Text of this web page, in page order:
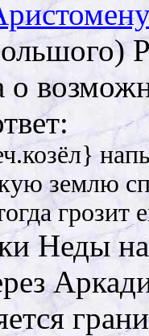
о
землю
грозит
Неды